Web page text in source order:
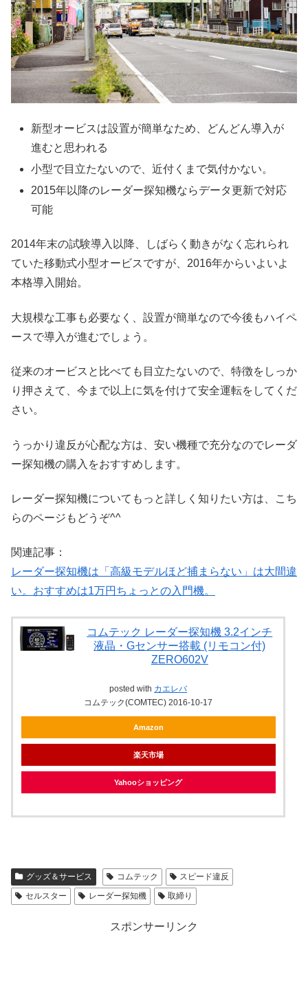
新型オービスは設置が簡単なため、どんどん導入が
進むと思われる
小型で目立たないので、近付くまで気付かない。
2015年以降のレーダー探知機ならデータ更新で対応
可能
2014年末の試験導入以降、しばらく動きがなく忘れられ
ていた移動式小型オービスですが、2016年からいよいよ
本格導入開始。
大規模な工事も必要なく、設置が簡単なので今後もハイペ
ースで導入が進むでしょう。
従来のオービスと比べても目立たないので、特徴をしっか
り押さえて、今まで以上に気を付けて安全運転をしてくだ
さい。
うっかり違反が心配な方は、安い機種で充分なのでレーダ
ー探知機の購入をおすすめします。
レーダー探知機についてもっと詳しく知りたい方は、こち
らのページもどうぞ^^
関連記事：
レーダー探知機は「高級モデルほど捕まらない」は大間違
い。おすすめは1万円ちょっとの入門機。
コムテック レーダー探知機 3.2インチ
液晶・Gセンサー搭載 (リモコン付)
ZERO602V
posted with カエレバ
コムテック(COMTEC) 2016-10-17
Amazon
楽天市場
Yahooショッピング
グッズ＆サービス コムテック
スピード違反
セルスター
レーダー探知機 取締り
スポンサーリンク